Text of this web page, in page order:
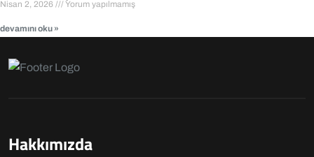
Nisan 2, 2026 Yorum yapılmamış
devamını oku »
Hakkımızda